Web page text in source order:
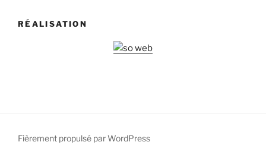
RÉALISATION
Fièrement propulsé par WordPress